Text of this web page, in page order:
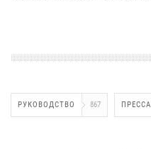
РУКОВОДСТВО 867 ПРЕССА